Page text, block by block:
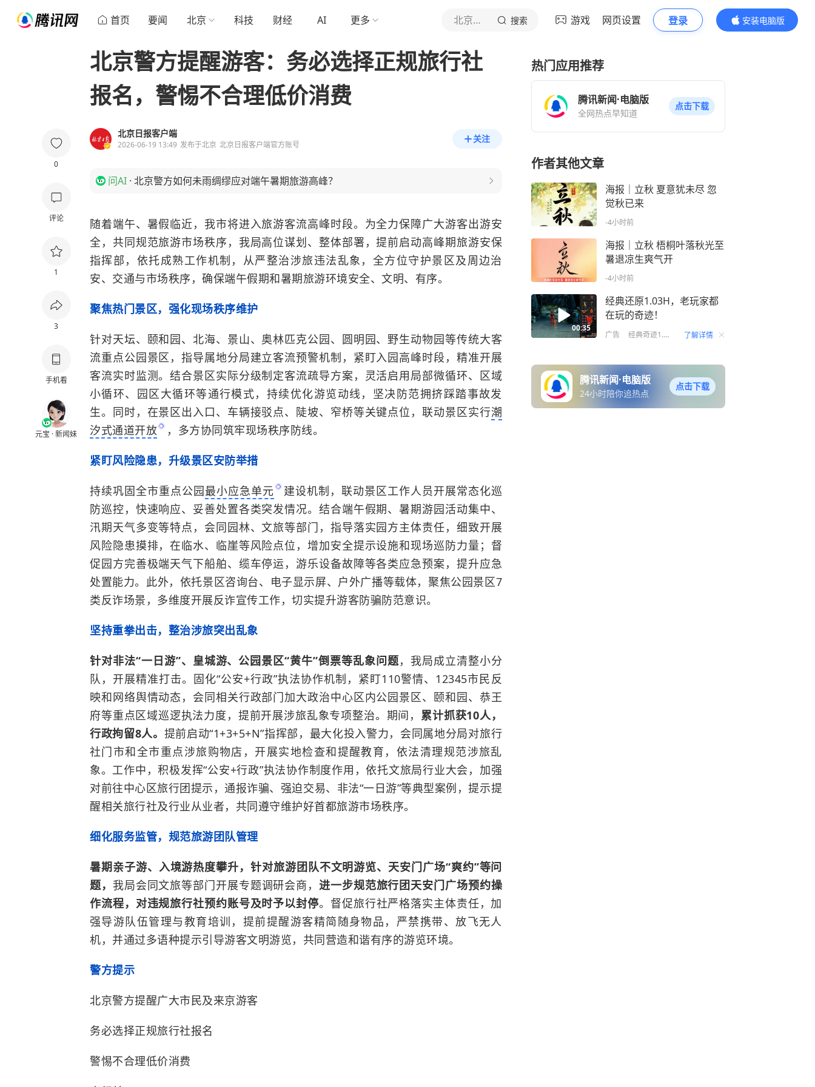
首页 要闻 北京 科技 财经 AI 更多 北京日报客户端 搜索 游戏 网页设置 登录
安装电脑版
内容更精彩
0
评论
1
3
手机看
元宝 · 新闻妹
北京警方提醒游客：务必选择正规旅行社
报名，警惕不合理低价消费
北京日报客户端
2026-06-19 13:49 发布于北京 北京日报客户端官方账号
关注
问AI · 北京警方如何未雨绸缪应对端午暑期旅游高峰？
随着端午、暑假临近，我市将进入旅游客流高峰时段。为全力保障广大游客出游安
全，共同规范旅游市场秩序，我局高位谋划、整体部署，提前启动高峰期旅游安保
指挥部，依托成熟工作机制，从严整治涉旅违法乱象，全方位守护景区及周边治
安、交通与市场秩序，确保端午假期和暑期旅游环境安全、文明、有序。
聚焦热门景区，强化现场秩序维护
针对天坛、颐和园、北海、景山、奥林匹克公园、圆明园、野生动物园等传统大客
流重点公园景区，指导属地分局建立客流预警机制，紧盯入园高峰时段，精准开展
客流实时监测。结合景区实际分级制定客流疏导方案，灵活启用局部微循环、区域
小循环、园区大循环等通行模式，持续优化游览动线，坚决防范拥挤踩踏事故发
生。同时，在景区出入口、车辆接驳点、陡坡、窄桥等关键点位，联动景区实行潮
汐式通道开放
，多方协同筑牢现场秩序防线。
紧盯风险隐患，升级景区安防举措
持续巩固全市重点公园最小应急单元
建设机制，联动景区工作人员开展常态化巡
防巡控，快速响应、妥善处置各类突发情况。结合端午假期、暑期游园活动集中、
汛期天气多变等特点，会同园林、文旅等部门，指导落实园方主体责任，细致开展
风险隐患摸排，在临水、临崖等风险点位，增加安全提示设施和现场巡防力量；督
促园方完善极端天气下船舶、缆车停运，游乐设备故障等各类应急预案，提升应急
处置能力。此外，依托景区咨询台、电子显示屏、户外广播等载体，聚焦公园景区7
类反诈场景，多维度开展反诈宣传工作，切实提升游客防骗防范意识。
坚持重拳出击，整治涉旅突出乱象
针对非法“一日游”、皇城游、公园景区“黄牛”倒票等乱象问题，我局成立清整小分
队，开展精准打击。固化“公安+行政”执法协作机制，紧盯110警情、12345市民反
映和网络舆情动态，会同相关行政部门加大政治中心区内公园景区、 颐和园、 恭王
府等重点区域巡逻执法力度，提前开展涉旅乱象专项整治。期间， 累计抓获10人，
行政拘留8人。 提前启动“1+3+5+N”指挥部，最大化投入警力，会同属地分局对旅行
社门市和全市重点涉旅购物店，开展实地检查和提醒教育，依法清理规范涉旅乱
象。工作中，积极发挥“公安+行政”执法协作制度作用，依托文旅局行业大会，加强
对前往中心区旅行团提示，通报诈骗、强迫交易、非法“一日游”等典型案例，提示提
醒相关旅行社及行业从业者，共同遵守维护好首都旅游市场秩序。
细化服务监管，规范旅游团队管理
暑期亲子游、入境游热度攀升，针对旅游团队不文明游览、天安门广场“爽约”等问
题， 我局会同文旅等部门开展专题调研会商，进一步规范旅行团天安门广场预约操
作流程，对违规旅行社预约账号及时予以封停。督促旅行社严格落实主体责任，加
强导游队伍管理与教育培训，提前提醒游客精简随身物品，严禁携带、放飞无人
机，并通过多语种提示引导游客文明游览，共同营造和谐有序的游览环境。
警方提示
北京警方提醒广大市民及来京游客
务必选择正规旅行社报名
警惕不合理低价消费
热门应用推荐
腾讯新闻·电脑版
全网热点早知道
点击下载
作者其他文章
海报｜立秋 夏意犹未尽 忽
觉秋已来
-4小时前
海报｜立秋 梧桐叶落秋光至
暑退凉生爽气开
-4小时前
00:35
经典还原1.03H，老玩家都
在玩的奇迹！
广告 经典奇迹1.03H 了解详情
腾讯新闻·电脑版
24小时陪你追热点
点击下载